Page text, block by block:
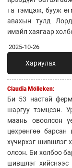
та тэмцэж, бууж
авахын тулд
имэйл хаягаар
2025-10-26
Хариулах
Claudia Mölleken:
Би 53 настай
шаргуу тэмцсэн.
маань овоолсон
цөхрөнгөө
хүчирхэг шившлэг
олсон. Би холбоо
шившлэг хийснээс